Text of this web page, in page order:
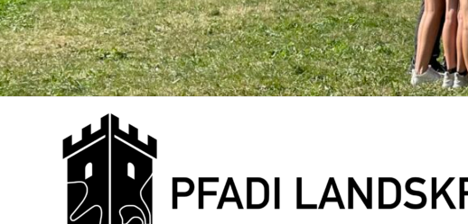
Pfadi
Landskron-
Werdegg